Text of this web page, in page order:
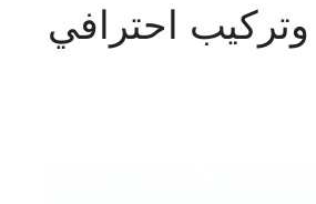
20%خصم..فك وتركيب احترافي